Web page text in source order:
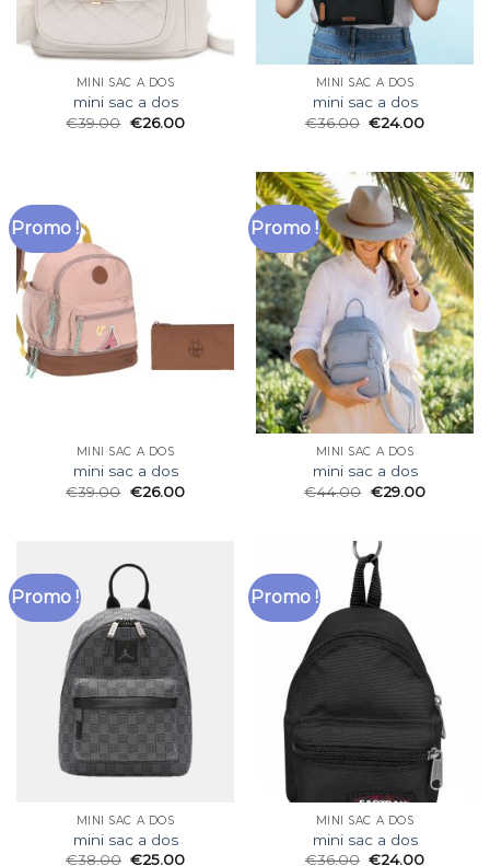
MINI SAC A DOS
mini sac a dos
€39.00 €26.00
MINI SAC A DOS
mini sac a dos
€36.00 €24.00
Promo !
MINI SAC A DOS
mini sac a dos
€39.00 €26.00
Promo !
MINI SAC A DOS
mini sac a dos
€44.00 €29.00
Promo !
MINI SAC A DOS
mini sac a dos
€38.00 €25.00
Promo !
MINI SAC A DOS
mini sac a dos
€36.00 €24.00